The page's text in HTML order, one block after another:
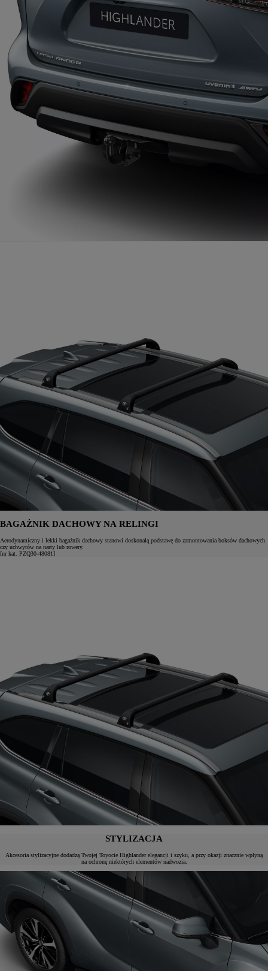
BAGAŻNIK DACHOWY NA RELINGI
Aerodynamiczny i lekki bagażnik dachowy stanowi doskonałą podstawę do zamontowania boksów dachowych
czy uchwytów na narty lub rowery.
[nr kat. PZQ30-48081]
STYLIZACJA
Akcesoria stylizacyjne dodadzą Twojej Toyocie Highlander elegancji i szyku, a przy okazji znacznie wpłyną
na ochronę niektórych elementów nadwozia.